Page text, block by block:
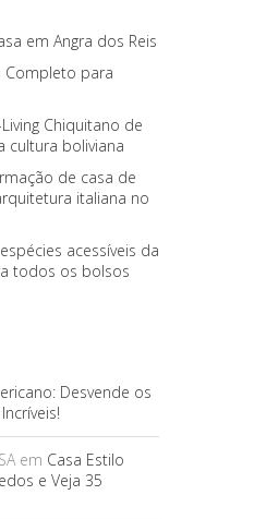
em Angra dos Reis
Completo para
Chiquitano de
cultura boliviana
de casa de
italiana no
acessíveis da
todos os bolsos
Desvende os
em Casa Estilo
e Veja 35